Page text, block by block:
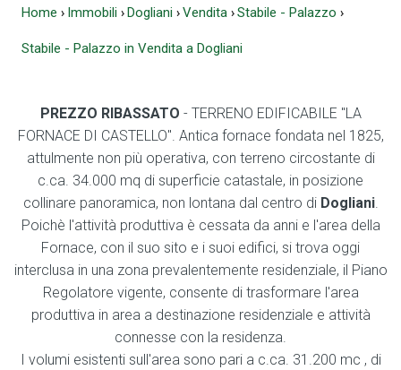
Home › Immobili ›Dogliani ›Vendita ›Stabile - Palazzo ›
Stabile - Palazzo in Vendita a Dogliani
PREZZO RIBASSATO - TERRENO EDIFICABILE "LA
FORNACE DI CASTELLO". Antica fornace fondata nel 1825,
attulmente non più operativa, con terreno circostante di
c.ca. 34.000 mq di superficie catastale, in posizione
collinare panoramica, non lontana dal centro di Dogliani.
Poichè l'attività produttiva è cessata da anni e l'area della
Fornace, con il suo sito e i suoi edifici, si trova oggi
interclusa in una zona prevalentemente residenziale, il Piano
Regolatore vigente, consente di trasformare l'area
produttiva in area a destinazione residenziale e attività
connesse con la residenza.
I volumi esistenti sull'area sono pari a c.ca. 31.200 mc , di